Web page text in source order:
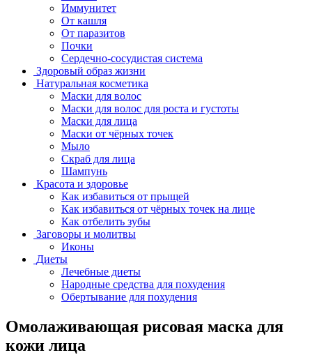
Иммунитет
От кашля
От паразитов
Почки
Сердечно-сосудистая система
Здоровый образ жизни
Натуральная косметика
Маски для волос
Маски для волос для роста и густоты
Маски для лица
Маски от чёрных точек
Мыло
Скраб для лица
Шампунь
Красота и здоровье
Как избавиться от прыщей
Как избавиться от чёрных точек на лице
Как отбелить зубы
Заговоры и молитвы
Иконы
Диеты
Лечебные диеты
Народные средства для похудения
Обертывание для похудения
Омолаживающая рисовая маска для
кожи лица